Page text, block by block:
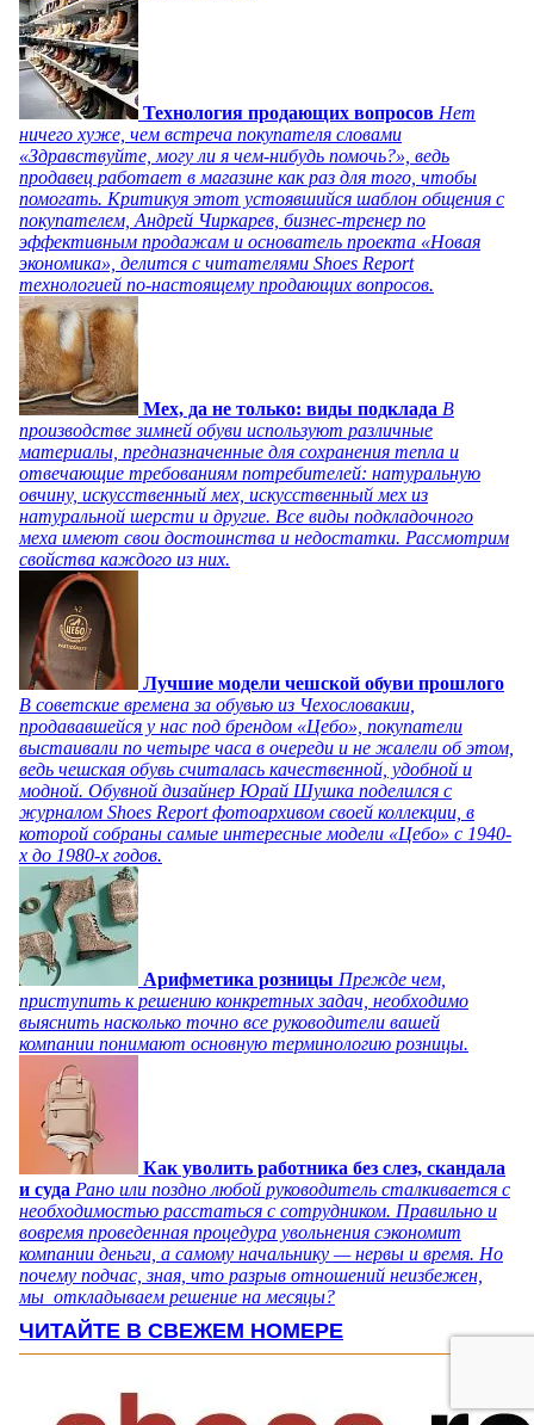
Технология продающих вопросов Нет
ничего хуже, чем встреча покупателя словами
«Здравствуйте, могу ли я чем-нибудь помочь?», ведь
продавец работает в магазине как раз для того, чтобы
помогать. Критикуя этот устоявшийся шаблон общения с
покупателем, Андрей Чиркарев, бизнес-тренер по
эффективным продажам и основатель проекта «Новая
экономика», делится с читателями Shoes Report
технологией по-настоящему продающих вопросов.
Мех, да не только: виды подклада В
производстве зимней обуви используют различные
материалы, предназначенные для сохранения тепла и
отвечающие требованиям потребителей: натуральную
овчину, искусственный мех, искусственный мех из
натуральной шерсти и другие. Все виды подкладочного
меха имеют свои достоинства и недостатки. Рассмотрим
свойства каждого из них.
Лучшие модели чешской обуви прошлого
В советские времена за обувью из Чехословакии,
продававшейся у нас под брендом «Цебо», покупатели
выстаивали по четыре часа в очереди и не жалели об этом,
ведь чешская обувь считалась качественной, удобной и
модной. Обувной дизайнер Юрай Шушка поделился с
журналом Shoes Report фотоархивом своей коллекции, в
которой собраны самые интересные модели «Цебо» с 1940-
х до 1980-х годов.
Арифметика розницы Прежде чем,
приступить к решению конкретных задач, необходимо
выяснить насколько точно все руководители вашей
компании понимают основную терминологию розницы.
Как уволить работника без слез, скандала
и суда Рано или поздно любой руководитель сталкивается с
необходимостью расстаться с сотрудником. Правильно и
вовремя проведенная процедура увольнения сэкономит
компании деньги, а самому начальнику — нервы и время. Но
почему подчас, зная, что разрыв отношений неизбежен,
мы откладываем решение на месяцы?
ЧИТАЙТЕ В СВЕЖЕМ НОМЕРЕ